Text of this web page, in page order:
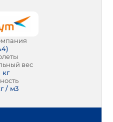
)
вес
кг
/ м3